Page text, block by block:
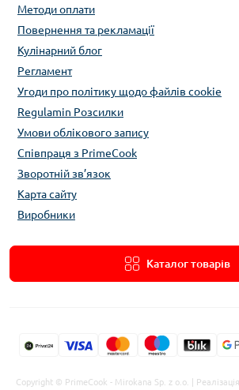
Методи оплати
Повернення та рекламації
Кулінарний блог
Регламент
Угоди про політику щодо файлів cookie
Regulamin Розсилки
Умови облікового запису
Співпраця з PrimeCook
Зворотній зв’язок
Карта сайту
Виробники
Каталог товарів
Copyright © PrimeCook - Mirokana Sp. z o.o. | Реалізація